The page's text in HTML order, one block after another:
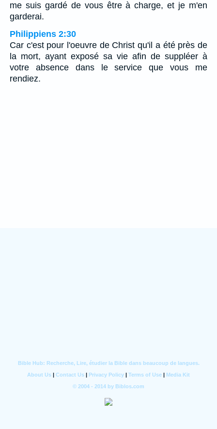
me suis gardé de vous être à charge, et je m'en
garderai.
Philippiens 2:30
Car c'est pour l'oeuvre de Christ qu'il a été près de
la mort, ayant exposé sa vie afin de suppléer à
votre absence dans le service que vous me
rendiez.